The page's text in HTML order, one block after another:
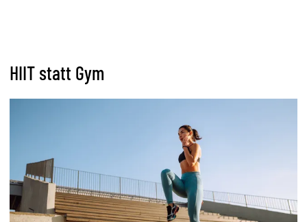
HIIT statt Gym